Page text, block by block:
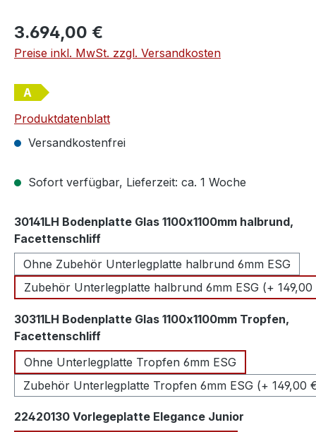
Regulärer Preis:
3.694,00 €
Preise inkl. MwSt. zzgl. Versandkosten
A
Produktdatenblatt
Versandkostenfrei
Sofort verfügbar, Lieferzeit: ca. 1 Woche
30141LH Bodenplatte Glas 1100x1100mm halbrund,
Facettenschliffauswählen
Ohne Zubehör Unterlegplatte halbrund 6mm ESG
Zubehör Unterlegplatte halbrund 6mm ESG (+
30311LH Bodenplatte Glas 1100x1100mm Tropfen,
Facettenschliffauswählen
Ohne Unterlegplatte Tropfen 6mm ESG
Zubehör Unterlegplatte Tropfen 6mm ESG (+ 149,00
22420130 Vorlegeplatte Elegance Junior